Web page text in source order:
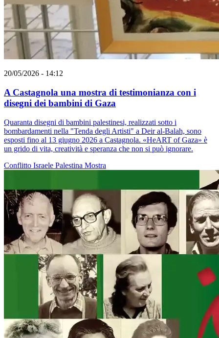
20/05/2026 - 14:12
A Castagnola una mostra di testimonianza con i
disegni dei bambini di Gaza
Quaranta disegni di bambini palestinesi, realizzati sotto i
bombardamenti nella "Tenda degli Artisti" a Deir al-Balah, sono
esposti fino al 13 giugno 2026 a Castagnola. «HeART of Gaza» è
un grido di vita, creatività e speranza che non si può ignorare.
Conflitto Israele Palestina Mostra